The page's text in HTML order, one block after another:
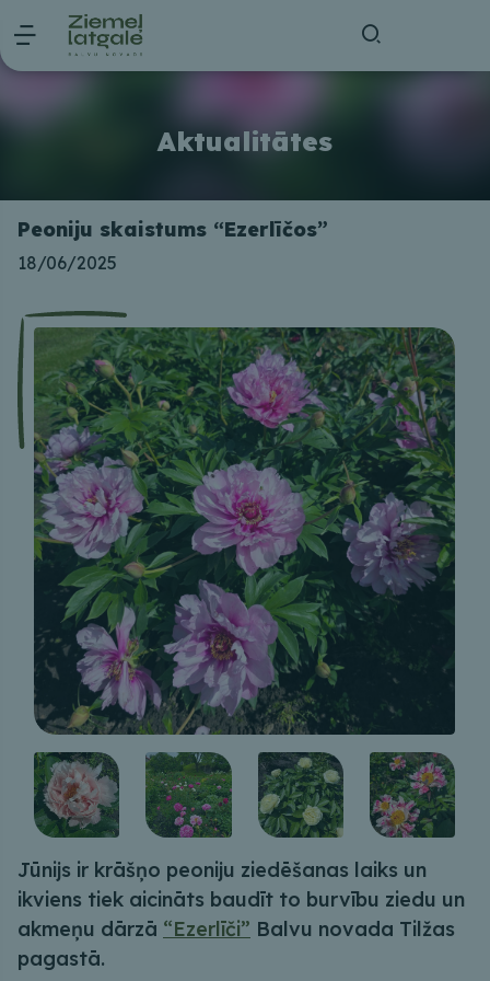
Aktualitātes
Peoniju skaistums “Ezerlīčos”
18/06/2025
Jūnijs ir krāšņo peoniju ziedēšanas laiks un
ikviens tiek aicināts baudīt to burvību ziedu un
akmeņu dārzā “Ezerlīči” Balvu novada Tilžas
pagastā.